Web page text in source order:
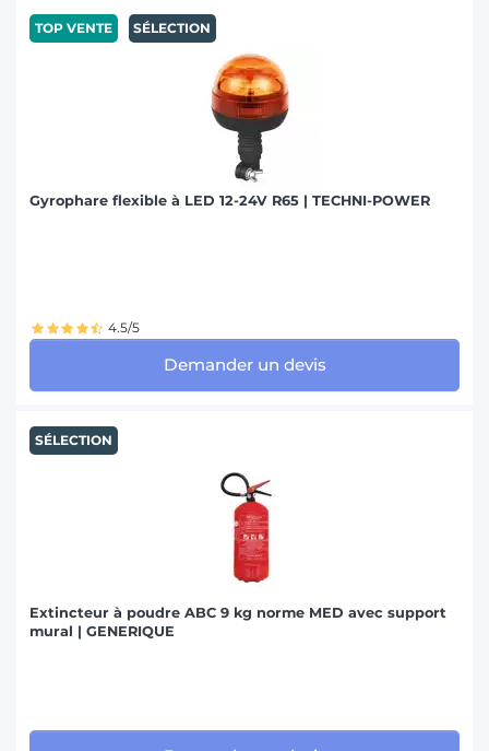
TOP VENTE SÉLECTION
Gyrophare flexible à LED 12-24V R65 | TECHNI-POWER
4.5/5
Demander un devis
SÉLECTION
Extincteur à poudre ABC 9 kg norme MED avec support
mural | GENERIQUE